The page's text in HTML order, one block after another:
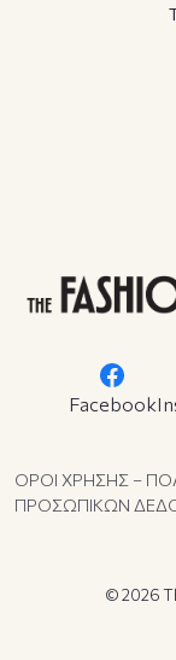
Facebook
ΟΡΟΙ ΧΡΗΣΗΣ –
ΠΡΟΣΩΠΙΚΩΝ
© 2026